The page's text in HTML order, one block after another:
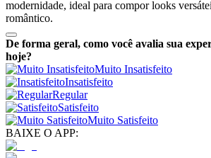
modernidade, ideal para compor looks
romântico.
De forma geral, como você avalia sua
hoje?
Muito Insatisfeito
Insatisfeito
Regular
Satisfeito
Muito Satisfeito
BAIXE O APP: